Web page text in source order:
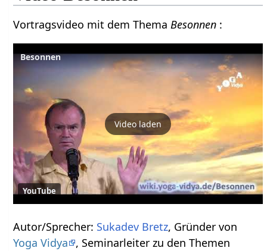
Vortragsvideo mit dem ThemaBesonnen :
Besonnen
Video laden
YouTube
Autor/Sprecher: Sukadev Bretz, Gründer von
Yoga Vidya
, Seminarleiter zu den Themen